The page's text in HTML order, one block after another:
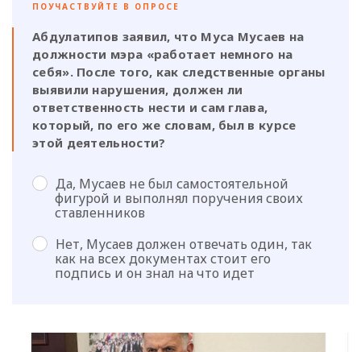
ПОУЧАСТВУЙТЕ В ОПРОСЕ
Абдулатипов заявил, что Муса Мусаев на
должности мэра «работает немного на
себя». После того, как следственные органы
выявили нарушения, должен ли
ответственность нести и сам глава,
который, по его же словам, был в курсе
этой деятельности?
Да, Мусаев не был самостоятельной
фигурой и выполнял поручения своих
ставленников
Нет, Мусаев должен отвечать один, так
как на всех документах стоит его
подпись и он знал на что идет